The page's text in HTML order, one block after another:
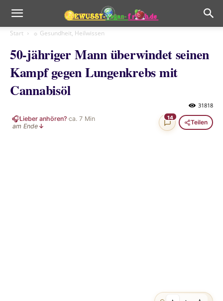
Start ☼ Gesundheit, Heilwissen
50-jähriger Mann überwindet seinen
Kampf gegen Lungenkrebs mit
Cannabisöl
31818
🎧Lieber anhören?·ca. 7 Min
am Ende ↓
14
Teilen